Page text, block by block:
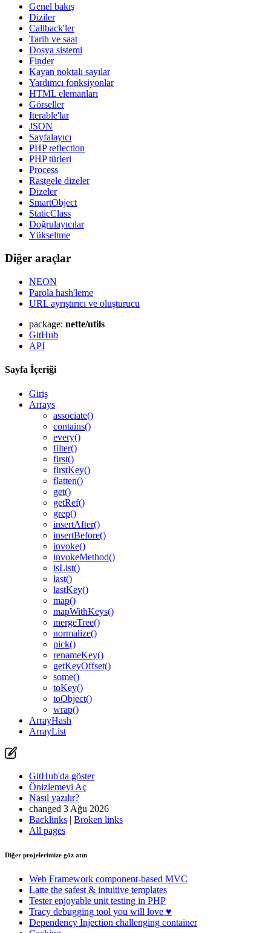
Bu sayfada bir sorun mu buldunuz?
GitHub'da göster(ardından düzenlemek için E tuşuna basın)
Önizlemeyi Aç
GitHub'da bu sayfayla ilgili bir sorun bildirin
Genel bakış
Diziler
Callback'ler
Tarih ve saat
Dosya sistemi
Finder
Kayan noktalı sayılar
Yardımcı fonksiyonlar
HTML elemanları
Görseller
Iterable'lar
JSON
Sayfalayıcı
PHP reflection
PHP türleri
Process
Rastgele dizeler
Dizeler
SmartObject
StaticClass
Doğrulayıcılar
Yükseltme
Diğer araçlar
NEON
Parola hash'leme
URL ayrıştırıcı ve oluşturucu
package: nette/utils
GitHub
API
Sayfa İçeriği
Giriş
Arrays
associate()
contains()
every()
filter()
first()
firstKey()
flatten()
get()
getRef()
grep()
insertAfter()
insertBefore()
invoke()
invokeMethod()
isList()
last()
lastKey()
map()
mapWithKeys()
mergeTree()
normalize()
pick()
renameKey()
getKeyOffset()
some()
toKey()
toObject()
wrap()
ArrayHash
ArrayList
GitHub'da göster
Önizlemeyi Aç
Nasıl yazılır?
changed 3 Ağu 2026
Backlinks | Broken links
All pages
Diğer projelerimize göz atın
Web Framework component-based MVC
Latte the safest & intuitive templates
Testerenjoyable unit testing in PHP
Tracy debugging tool you will love ♥
Dependency Injection challenging container